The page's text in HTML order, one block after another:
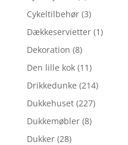
Cykeltilbehør (3)
Dækkeservietter (1)
Dekoration (8)
Den lille kok (11)
Drikkedunke (214)
Dukkehuset (227)
Dukkemøbler (8)
Dukker (28)